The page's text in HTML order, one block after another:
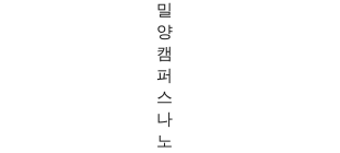
밀
양
캠
퍼
스
나
노